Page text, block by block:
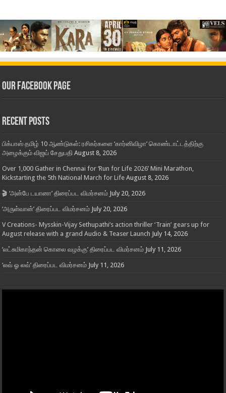
Our Facebook Page
Recent Posts
பிக்பாஸ் தமிழ் 10 ஆண்டுகள்: ரசிகர்களை ‘கார்னிவிழா’ கொண்டாட்டத்திற்கு
அழைக்கும் விஜய் சேதுபதி August 8, 2026
Over 1,000 Gather in Chennai for ‘Run for Life 2026’ Mini Marathon,
Kickstarting the 5th National March for Life August 8, 2026
🎬 ‘அன்பே டயானா’ திரைப்பட விமர்சனம் July 20, 2026
‘அருள்வான்’ திரைப்பட விமர்சனம் July 20, 2026
V Creations- Mysskin-Vijay Sethupathi’s action thriller ‘Train’ gears up for
August release with a grand Audio & Teaser Launch July 14, 2026
‘லட்சுமிகாந்தன் கொலை வழக்கு’ திரைப்பட விமர்சனம் July 11, 2026
‘லவ் ஓ லவ்’ திரைப்பட விமர்சனம் July 11, 2026